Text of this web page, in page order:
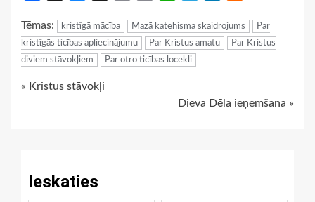
Tēmas: kristīgā mācība Mazā katehisma skaidrojums
Par
kristīgās ticības apliecinājumu
Par Kristus amatu
Par Kristus
diviem stāvokļiem
Par otro ticības locekli
Continue
« Kristus stāvokļi
Dieva Dēla ieņemšana »
Ieskaties